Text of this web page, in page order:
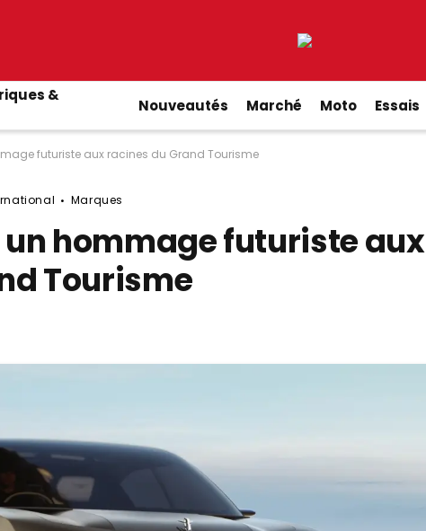
&
Nouveautés Marché Moto Essais
futuriste aux racines du Grand Tourisme
Marques
un hommage futuriste aux
Tourisme